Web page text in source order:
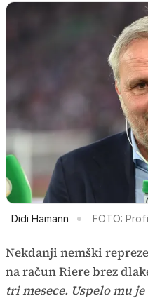
Didi Hamann FOTO:
Nekdanji nemški
na račun Riere brez
tri mesece. Uspelo mu